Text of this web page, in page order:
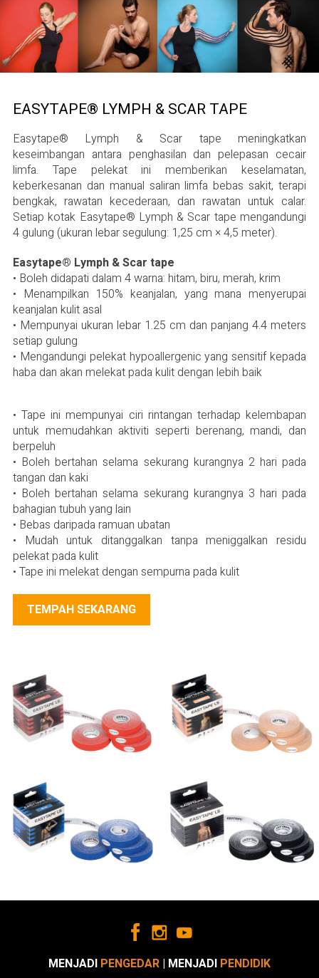
EASYTAPE® LYMPH & SCAR TAPE
Easytape® Lymph & Scar tape meningkatkan
keseimbangan antara penghasilan dan pelepasan cecair
limfa. Tape pelekat ini memberikan keselamatan,
keberkesanan dan manual saliran limfa bebas sakit, terapi
bengkak, rawatan kecederaan, dan rawatan untuk calar.
Setiap kotak Easytape® Lymph & Scar tape mengandungi
4 gulung (ukuran lebar segulung: 1,25 cm × 4,5 meter).
Easytape® Lymph & Scar tape
• Boleh didapati dalam 4 warna: hitam, biru, merah, krim
• Menampilkan 150% keanjalan, yang mana menyerupai
keanjalan kulit asal
• Mempunyai ukuran lebar 1.25 cm dan panjang 4.4 meters
setiap gulung
• Mengandungi pelekat hypoallergenic yang sensitif kepada
haba dan akan melekat pada kulit dengan lebih baik
• Tape ini mempunyai ciri rintangan terhadap kelembapan
untuk memudahkan aktiviti seperti berenang, mandi, dan
berpeluh
• Boleh bertahan selama sekurang kurangnya 2 hari pada
tangan dan kaki
• Boleh bertahan selama sekurang kurangnya 3 hari pada
bahagian tubuh yang lain
• Bebas daripada ramuan ubatan
• Mudah untuk ditanggalkan tanpa meniggalkan residu
pelekat pada kulit
• Tape ini melekat dengan sempurna pada kulit
TEMPAH SEKARANG
MENJADI PENGEDAR | MENJADI PENDIDIK